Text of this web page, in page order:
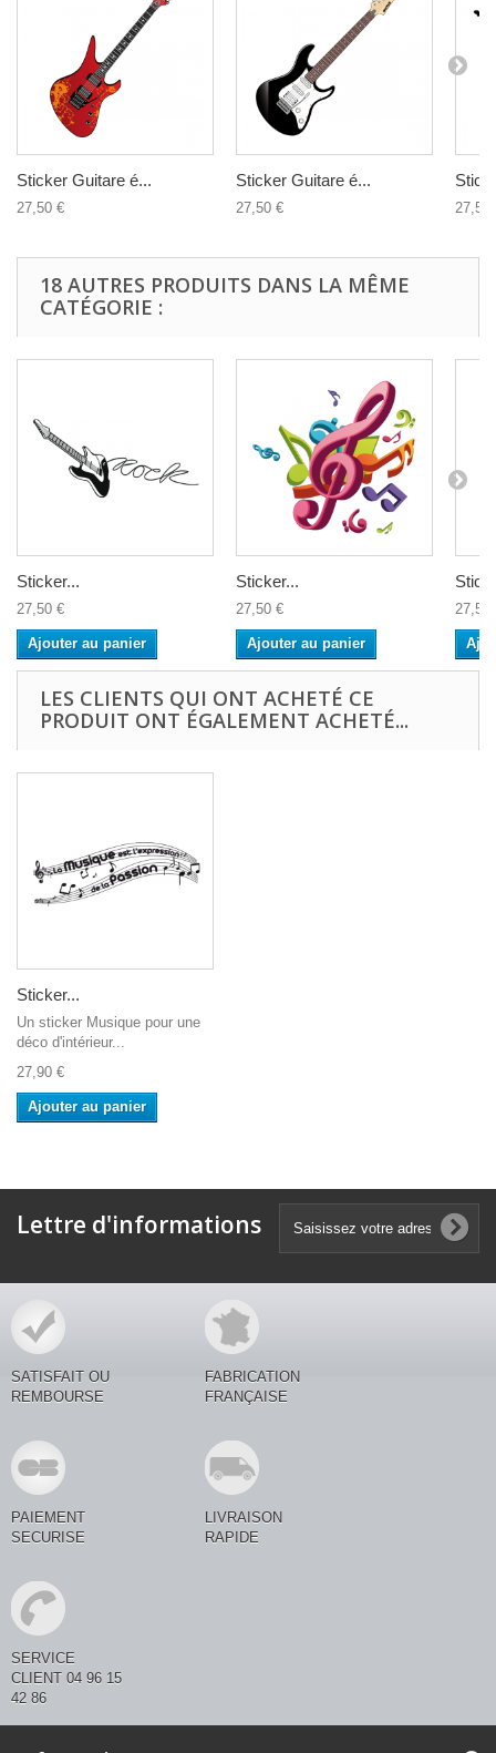
Sticker Guitare é...
27,50 €
Sticker Guitare é...
27,50 € 27,50
18 AUTRES PRODUITS DANS LA MÊME
CATÉGORIE :
Sticker...
27,50 €
Ajouter au panier
Sticker...
27,50 €
Ajouter au panier
27,50
LES CLIENTS QUI ONT ACHETÉ CE
PRODUIT ONT ÉGALEMENT ACHETÉ...
Sticker...
Un sticker Musique pour une
déco d'intérieur...
27,90 €
Ajouter au panier
Lettre d'informations
SATISFAIT OU
REMBOURSE
FABRICATION
FRANÇAISE
PAIEMENT
SECURISE
LIVRAISON
RAPIDE
SERVICE
CLIENT 04 96 15
42 86